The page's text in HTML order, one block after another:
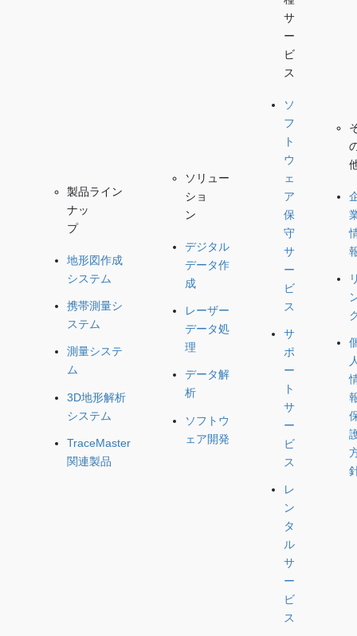
製品ライン
ナッ
プ
地形図作成
システム
携帯測量シ
ステム
測量システ
ム
3D地形解析
システム
TraceMaster
関連製品
ソリュー
ショ
ン
デジタル
データ作
成
レーザー
データ処
理
データ解
析
ソフトウ
ェア開発
サ
ー
ビ
ス
ソ
フ
ト
ウ
ェ
ア
保
守
サ
ー
ビ
ス
サ
ポ
ー
ト
サ
ー
ビ
ス
レ
ン
タ
ル
サ
ー
ビ
ス